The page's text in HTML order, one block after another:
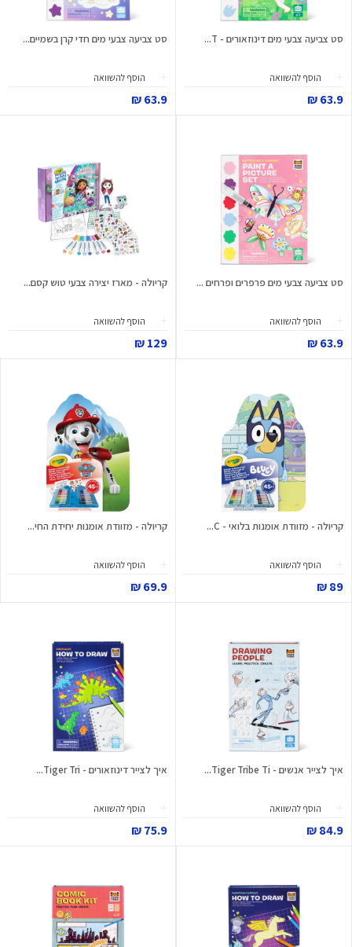
סט צביעה צבעי מים דינוזאורים - T...
הוסף להשוואה
63.9 ₪
סט צביעה צבעי מים חדי קרן בשמיים...
הוסף להשוואה
63.9 ₪
סט צביעה צבעי מים פרפרים ופרחים ...
הוסף להשוואה
63.9 ₪
קריולה - מארז יצירה צבעי טוש קסם...
הוסף להשוואה
129 ₪
קריולה - מזוודת אומנות בלואי - C...
הוסף להשוואה
89 ₪
קריולה - מזוודת אומנות יחידת החי...
הוסף להשוואה
69.9 ₪
איך לצייר אנשים - Tiger Tribe Ti...
הוסף להשוואה
84.9 ₪
איך לצייר דינוזאורים - Tiger Tri...
הוסף להשוואה
75.9 ₪